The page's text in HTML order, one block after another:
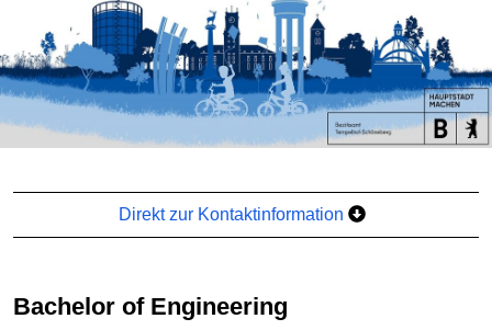
Direkt zur Kontaktinformation
Bachelor of Engineering